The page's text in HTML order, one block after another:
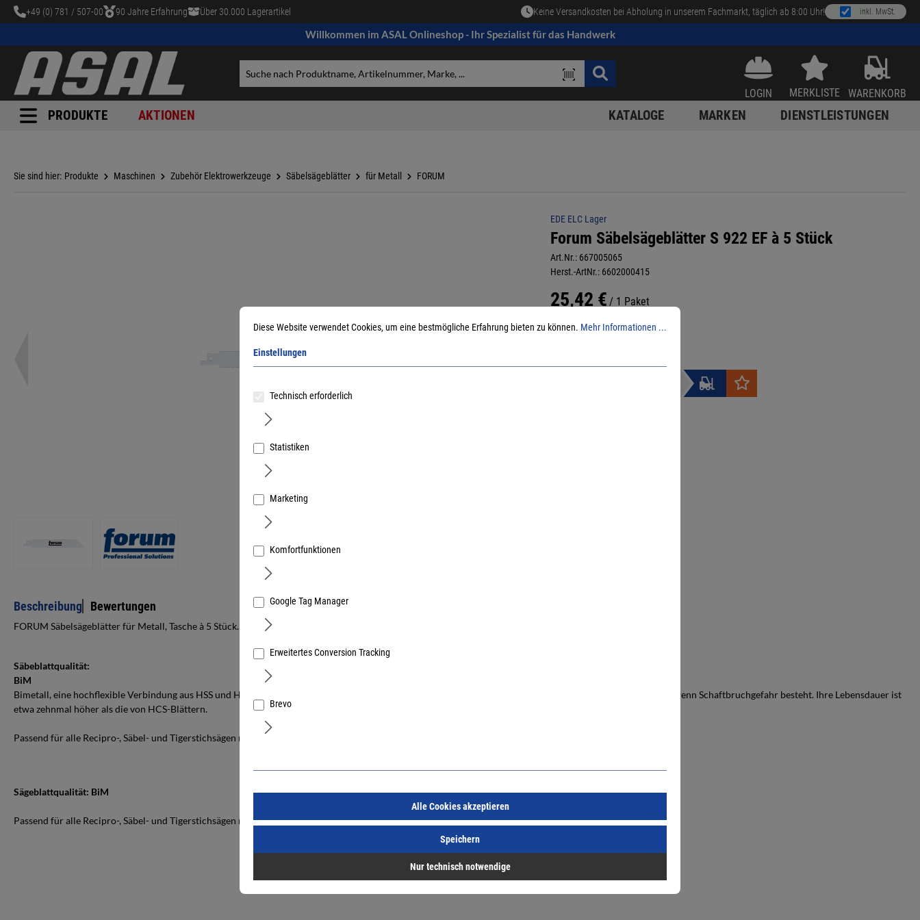
springen
+49 (0) 781 / 507-00 90 Jahre Erfahrung Über 30.000 Lagerartikel Keine Versandkosten bei Abholung in unserem Fachmarkt, täglich ab 8:00 Uhr! inkl. MwSt.
Willkommen im ASAL Onlineshop - Ihr Spezialist für das Handwerk
LOGIN MERKLISTE WARENKORB
PRODUKTE AKTIONEN KATALOGE MARKEN DIENSTLEISTUNGEN
Sie sind hier: Produkte Maschinen Zubehör Elektrowerkzeuge Säbelsägeblätter für Metall FORUM
EDE ELC Lager
Forum Säbelsägeblätter S 922 EF à 5 Stück
Art.Nr.: 667005065
Herst.-ArtNr.: 6602000415
25,42 € / 1 Paket
inkl. MwSt, zzgl. Versand
Beschreibung Bewertungen
FORUM Säbelsägeblätter für Metall, Tasche à 5 Stück.
Säbeblattqualität:
BiM
Bimetall, eine hochflexible Verbindung aus HSS und HCS für höchste Ansprüche. Die besonders biegsamen BIM-Sägeblätter werden zum Beispiel eingesetzt, wenn Schaftbruchgefahr besteht. Ihre Lebensdauer ist
etwa zehnmal höher als die von HCS-Blättern.
Passend für alle Recipro-, Säbel- und Tigerstichsägen mit 1/2"-Universalschaft-Aufnahme.
Sägeblattqualität: BiM
Passend für alle Recipro-, Säbel- und Tigerstichsägen mit 1/2"-Universalschaft-Aufnahme.
Diese Website verwendet Cookies, um eine bestmögliche Erfahrung bieten zu können. Mehr Informationen ...
Einstellungen
Technisch erforderlich
Statistiken
Marketing
Komfortfunktionen
Google Tag Manager
Erweitertes Conversion Tracking
Brevo
Alle Cookies akzeptieren
Speichern
Nur technisch notwendige